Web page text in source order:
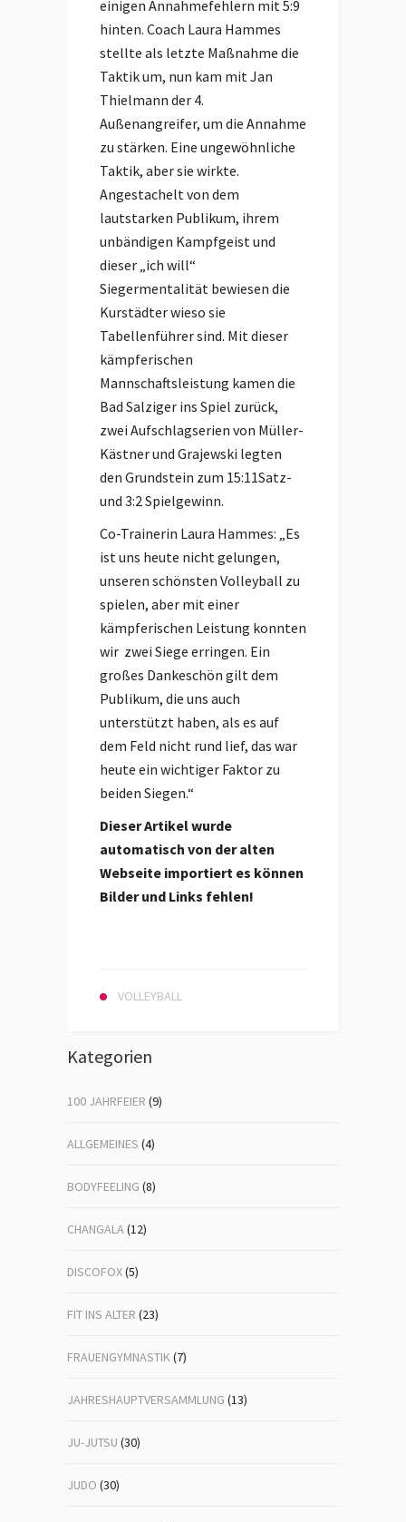
einigen Annahmefehlern mit 5:9
hinten. Coach Laura Hammes
stellte als letzte Maßnahme die
Taktik um, nun kam mit Jan
Thielmann der 4.
Außenangreifer, um die Annahme
zu stärken. Eine ungewöhnliche
Taktik, aber sie wirkte.
Angestachelt von dem
lautstarken Publikum, ihrem
unbändigen Kampfgeist und
dieser „ich will“
Siegermentalität bewiesen die
Kurstädter wieso sie
Tabellenführer sind. Mit dieser
kämpferischen
Mannschaftsleistung kamen die
Bad Salziger ins Spiel zurück,
zwei Aufschlagserien von Müller-
Kästner und Grajewski legten
den Grundstein zum 15:11Satz-
und 3:2 Spielgewinn.
Co-Trainerin Laura Hammes: „Es
ist uns heute nicht gelungen,
unseren schönsten Volleyball zu
spielen, aber mit einer
kämpferischen Leistung konnten
wir zwei Siege erringen. Ein
großes Dankeschön gilt dem
Publikum, die uns auch
unterstützt haben, als es auf
dem Feld nicht rund lief, das war
heute ein wichtiger Faktor zu
beiden Siegen.“
Dieser Artikel wurde
automatisch von der alten
Webseite importiert es können
Bilder und Links fehlen!
VOLLEYBALL
Kategorien
100 JAHRFEIER (9)
ALLGEMEINES (4)
BODYFEELING (8)
CHANGALA(12)
DISCOFOX(5)
FIT INS ALTER (23)
FRAUENGYMNASTIK(7)
JAHRESHAUPTVERSAMMLUNG (13)
JU-JUTSU (30)
JUDO (30)